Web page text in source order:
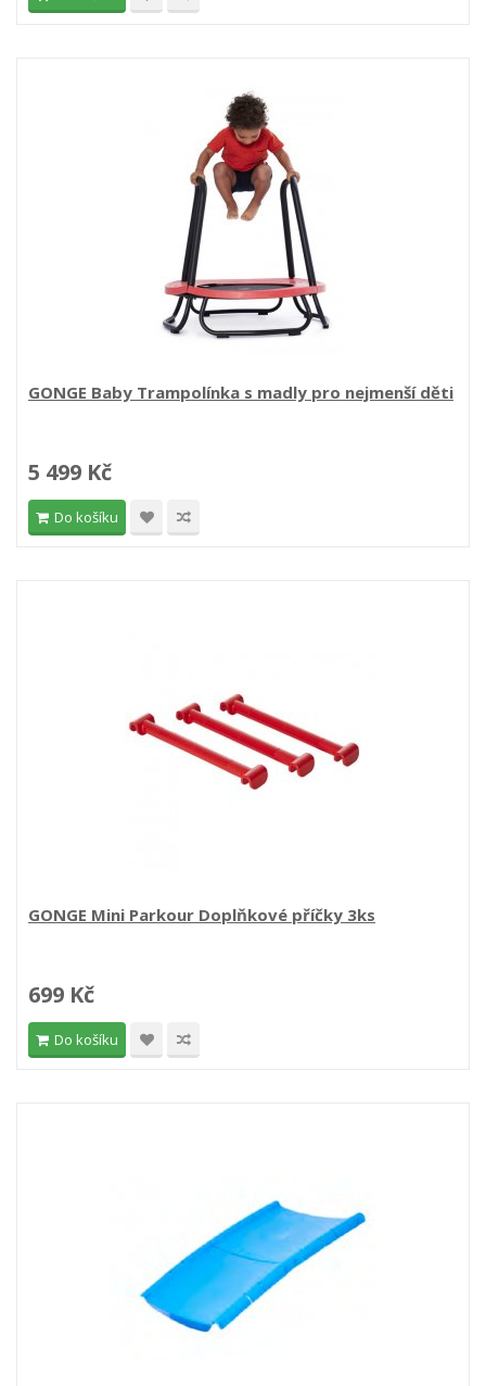
GONGE Baby Trampolínka s madly pro nejmenší děti
5 499 Kč
Do košíku
GONGE Mini Parkour Doplňkové příčky 3ks
699 Kč
Do košíku